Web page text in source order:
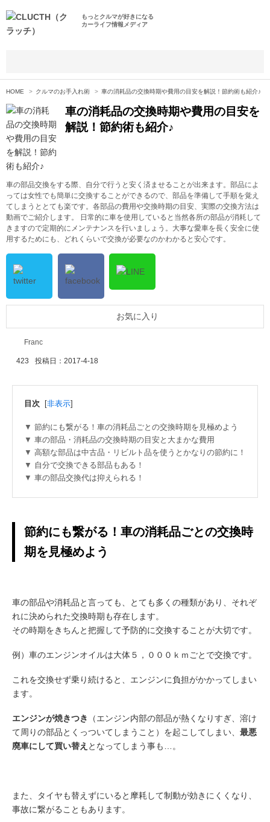
もっとクルマが好きになる
カーライフ情報メディア
HOME クルマのお手入れ術 車の消耗品の交換時期や費用の目安を解説！節約術も紹介♪
車の消耗品の交換時期や費用の目安を
解説！節約術も紹介♪
車の部品交換をする際、自分で行うと安く済ませることが出来ます。部品によ
っては女性でも簡単に交換することができるので、部品を準備して手順を覚え
てしまうととても楽です。各部品の費用や交換時期の目安、実際の交換方法は
動画でご紹介します。 日常的に車を使用していると当然各所の部品が消耗して
きますので定期的にメンテナンスを行いましょう。大事な愛車を長く安全に使
用するためにも、どれくらいで交換が必要なのかわかると安心です。
お気に入り
Franc
423 投稿日： 2017-4-18
目次 [非表示]
節約にも繋がる！車の消耗品ごとの交換時期を見極めよう
車の部品・消耗品の交換時期の目安と大まかな費用
高額な部品は中古品・リビルト品を使うとかなりの節約に！
自分で交換できる部品もある！
車の部品交換代は抑えられる！
節約にも繋がる！車の消耗品ごとの交換時
期を見極めよう
車の部品や消耗品と言っても、とても多くの種類があり、それぞ
れに決められた交換時期も存在します。
その時期をきちんと把握して予防的に交換することが大切です。
例）車のエンジンオイルは大体５，０００ｋｍごとで交換です。
これを交換せず乗り続けると、エンジンに負担がかかってしまい
ます。
エンジンが焼きつき
（エンジン内部の部品が熱くなりすぎ、溶け
て周りの部品とくっついてしまうこと）を起こしてしまい、 最悪
廃車にして買い替え となってしまう事も…。
また、タイヤも替えずにいると摩耗して制動が効きにくくなり、
事故に繋がることもあります。